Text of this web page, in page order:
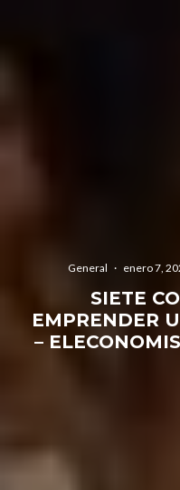
General · enero 7,
SIETE
EMPRENDER
–